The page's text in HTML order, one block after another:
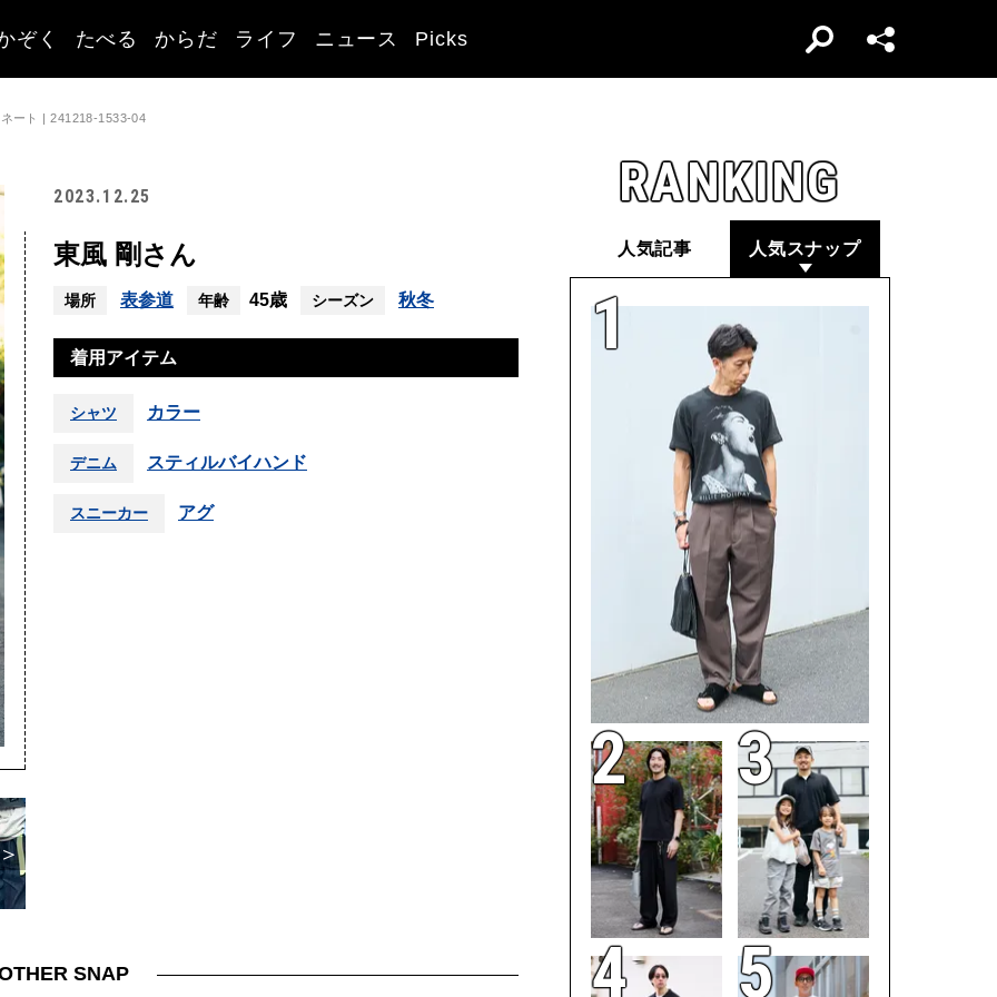
ぞく たべる からだ ライフ ニュース Picks
ート | 241218-1533-04
2023.12.25
東風 剛さん
場所 表参道 年齢 45歳 シーズン 秋冬
着用アイテム
シャツ カラー
デニム スティルバイハンド
スニーカー アグ
SNAP
RANKING
人気記事 人気スナップ